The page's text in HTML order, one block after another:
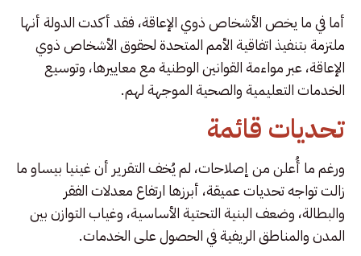
أما في ما يخص الأشخاص ذوي الإعاقة، فقد أكدت الدولة أنها
ملتزمة بتنفيذ اتفاقية الأمم المتحدة لحقوق الأشخاص ذوي
الإعاقة، عبر مواءمة القوانين الوطنية مع معاييرها، وتوسيع
الخدمات التعليمية والصحية الموجهة لهم.
تحديات قائمة
ورغم ما أُعلن من إصلاحات، لم يُخف التقرير أن غينيا بيساو ما
زالت تواجه تحديات عميقة، أبرزها ارتفاع معدلات الفقر
والبطالة، وضعف البنية التحتية الأساسية، وغياب التوازن بين
المدن والمناطق الريفية في الحصول على الخدمات.